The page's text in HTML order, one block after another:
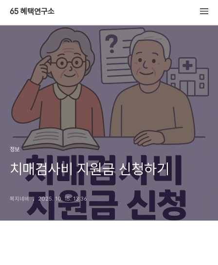
65 혜택연구소
정보
치매검사비 지원금 신청하기
복지네비 2025. 10. 15. 13:36